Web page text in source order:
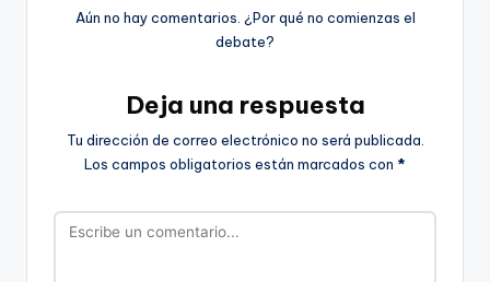
Aún no hay comentarios. ¿Por qué no comienzas el
debate?
Deja una respuesta
Tu dirección de correo electrónico no será publicada.
Los campos obligatorios están marcados con *